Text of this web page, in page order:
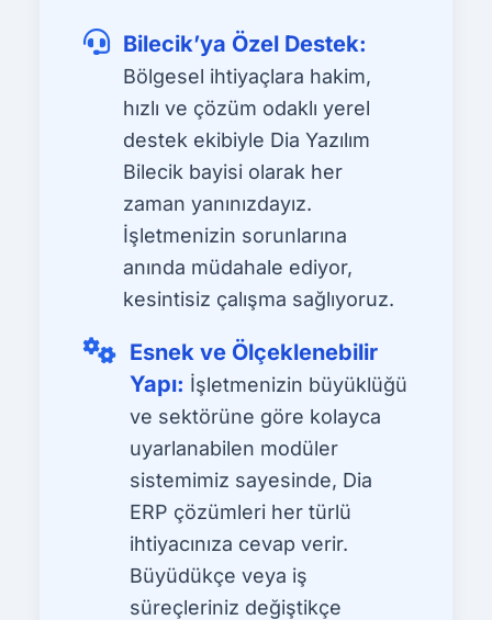
Bilecik’ya Özel Destek:
Bölgesel ihtiyaçlara hakim,
hızlı ve çözüm odaklı yerel
destek ekibiyle Dia Yazılım
Bilecik bayisi olarak her
zaman yanınızdayız.
İşletmenizin sorunlarına
anında müdahale ediyor,
kesintisiz çalışma sağlıyoruz.
Esnek ve Ölçeklenebilir
Yapı: İşletmenizin büyüklüğü
ve sektörüne göre kolayca
uyarlanabilen modüler
sistemimiz sayesinde, Dia
ERP çözümleri her türlü
ihtiyacınıza cevap verir.
Büyüdükçe veya iş
süreçleriniz değiştikçe